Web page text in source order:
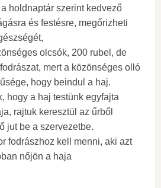
holdnaptár szerint kedvező
és festésre, megőrizheti
olcsók, 200 rubel, de
mert a közönséges olló
hogy beindul a haj.
hogy a haj testünk egyfajta
rajtuk keresztül az űrből
jut be a szervezetbe.
fodrászhoz kell menni, aki azt
nőjön a haja